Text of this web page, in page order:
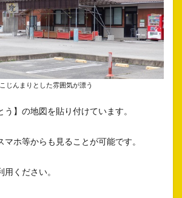
こじんまりとした雰囲気が漂う
】の地図を貼り付けています。
マホ等からも見ることが可能です。
ください。